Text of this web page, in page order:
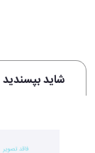
شاید بپسندید